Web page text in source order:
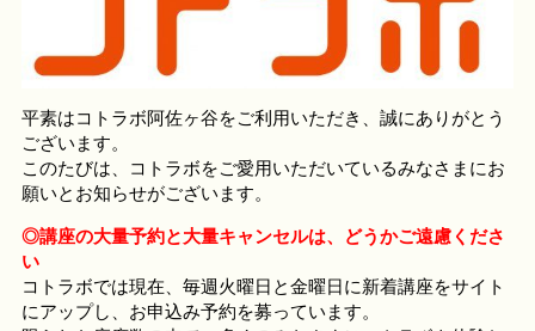
平素はコトラボ阿佐ヶ谷をご利用いただき、誠にありがとう
ございます。
このたびは、コトラボをご愛用いただいているみなさまにお
願いとお知らせがございます。
◎講座の大量予約と大量キャンセルは、どうかご遠慮くださ
い
コトラボでは現在、毎週火曜日と金曜日に新着講座をサイト
にアップし、お申込み予約を募っています。